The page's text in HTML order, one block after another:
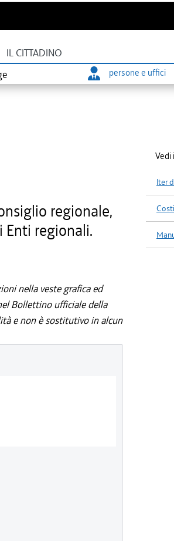
IL CITTADINO
persone e uffici
regionale,
regionali.
nella veste grafica ed
Bollettino ufficiale della
e non è sostitutivo in alcun
Vedi
Iter